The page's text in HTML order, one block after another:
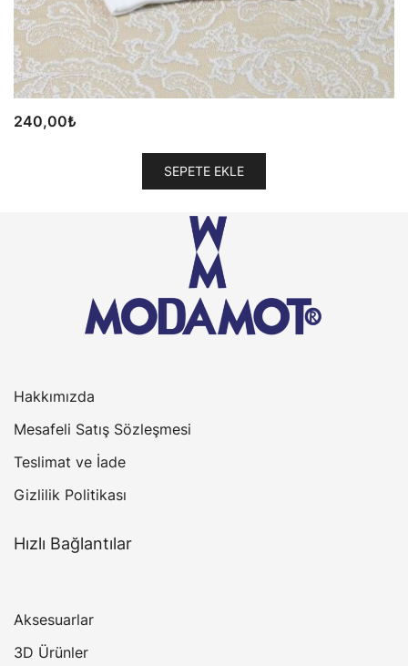
240,00₺
SEPETE EKLE
Hakkımızda
Mesafeli Satış Sözleşmesi
Teslimat ve İade
Gizlilik Politikası
Hızlı Bağlantılar
Aksesuarlar
3D Ürünler